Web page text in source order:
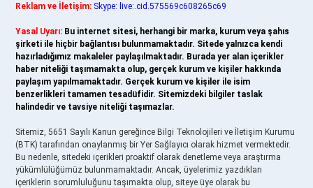
Reklam ve İletişim: Skype: live:.cid.575569c608265c69
Yasal Uyarı: Bu internet sitesi, herhangi bir marka, kurum veya şahıs
şirketi ile hiçbir bağlantısı bulunmamaktadır. Sitede yalnızca kendi
hazırladığımız makaleler paylaşılmaktadır. Burada yer alan içerikler
haber niteliği taşımamakta olup, gerçek kurum ve kişiler hakkında
paylaşım yapılmamaktadır. Gerçek kurum ve kişiler ile isim
benzerlikleri tamamen tesadüfidir. Sitemizdeki bilgiler taslak
halindedir ve tavsiye niteliği taşımazlar.
Sitemiz, 5651 Sayılı Kanun gereğince Bilgi Teknolojileri ve İletişim Kurumu
(BTK) tarafından onaylanmış bir Yer Sağlayıcı olarak hizmet vermektedir.
Bu nedenle, sitedeki içerikleri proaktif olarak denetleme veya araştırma
yükümlülüğümüz bulunmamaktadır. Ancak, üyelerimiz yazdıkları
içeriklerin sorumluluğunu taşımakta olup, siteye üye olarak bu